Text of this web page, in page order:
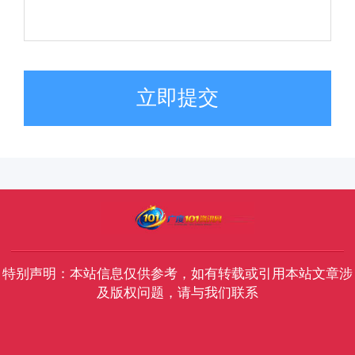
立即提交
特别声明：本站信息仅供参考，如有转载或引用本站文章涉
及版权问题，请与我们联系